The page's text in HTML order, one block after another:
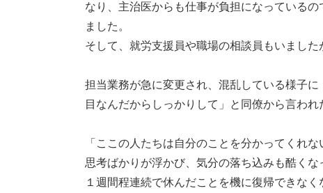
なり、主治医からも仕事が負担になっている
ました。
そして、就労支援員や職場の相談員もいまし
担当業務が急に変更され、混乱している様子
目なんだからしっかりして」と同僚から言わ
「ここの人たちは自分のことを分かってくれ
思考ばかりが浮かび、気分の落ち込みも酷く
１週間程連続で休んだことを機に復帰できな